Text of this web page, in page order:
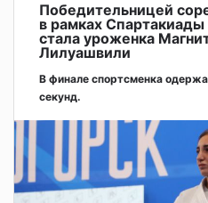
Победительницей
в рамках
стала уроженка
Лилуашвили
В финале спортсменка
секунд.